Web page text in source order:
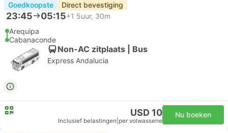
Goedkoopste Direct bevestiging
23:45 05:15+1 5uur, 30m
Arequipa
Cabanaconde
Non-AC zitplaats | Bus
Express Andalucia
USD 10
Inclusief belastingen per volwassene
Nu boeken